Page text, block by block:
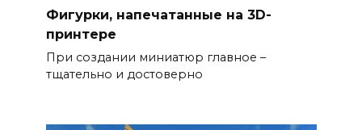
Фигурки, напечатанные на 3D-
принтере
При создании миниатюр главное –
тщательно и достоверно